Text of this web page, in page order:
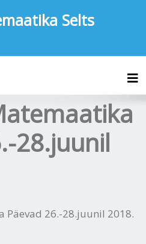
Selts
28.juunil
Päevad 26.-28.juunil 2018.